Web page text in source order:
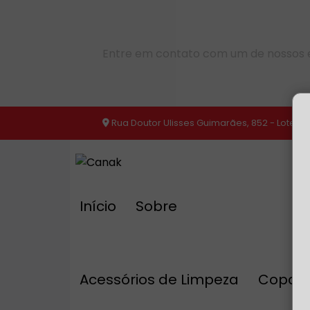
Rua Doutor Ulisses Guimarães, 852 -
Início
Sobre
Acessórios de Limpeza Copa